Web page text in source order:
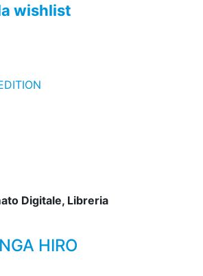
wishlist
Digitale, Libreria
HIRO